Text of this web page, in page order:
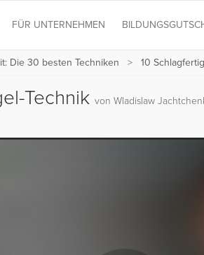
FÜR UNTERNEHMEN
Die 30 besten Techniken 10
Technik von Wladislaw